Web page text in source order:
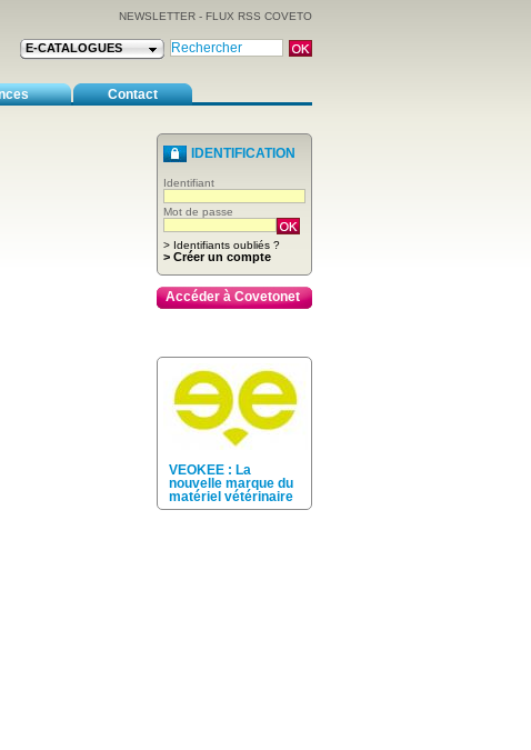
NEWSLETTER - FLUX RSS COVETO
E-CATALOGUES
Contact
IDENTIFICATION
Identifiant
Mot de passe
> Identifiants oubliés ?
> Créer un compte
Accéder à Covetonet
VEOKEE : La
nouvelle marque du
matériel vétérinaire